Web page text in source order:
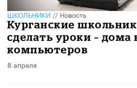
ШКОЛЬНИКИ//Новость
Курганские
сделать уроки – дома
компьютеров
8 апреля